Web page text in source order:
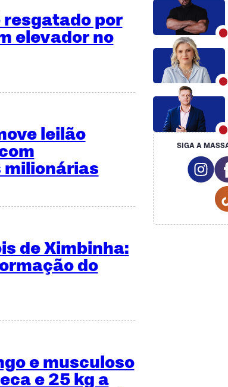
resgatado por
elevador no
leilão
milionárias
de Ximbinha:
do
e musculoso
e 25 kg a
SIGA A